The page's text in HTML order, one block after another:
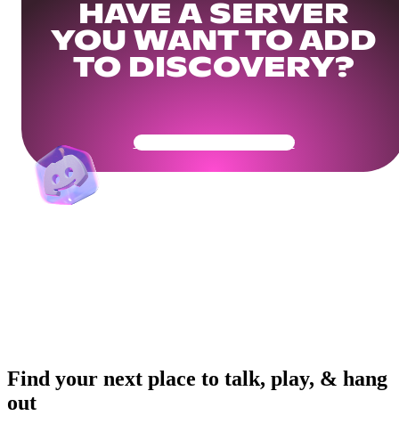
HAVE A SERVER
YOU WANT TO ADD
TO DISCOVERY?
Get Your Community Ready
Find your next place to talk, play, & hang
out